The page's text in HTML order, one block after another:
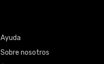
Ayuda
Sobre nosotros